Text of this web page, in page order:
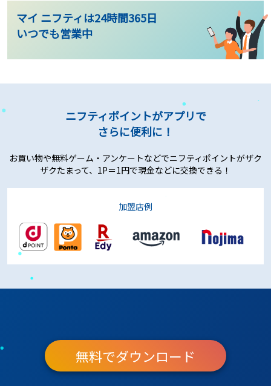
マイ ニフティは24時間365日
いつでも営業中
ニフティポイントがアプリで
さらに便利に！
お買い物や無料ゲーム・アンケートなどでニフティポイントがザク
ザクたまって、1P＝1円で現金などに交換できる！
加盟店例
無料でダウンロード